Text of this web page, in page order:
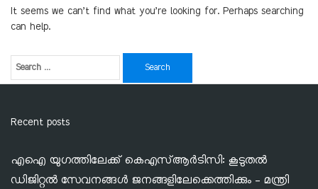
It seems we can’t find what you’re looking for. Perhaps searching
can help.
Recent posts
എഐ യുഗത്തിലേക്ക് കെഎസ്ആർടിസി: കൂടുതൽ
ഡിജിറ്റൽ സേവനങ്ങൾ ജനങ്ങളിലേക്കെത്തിക്കും – മന്ത്രി